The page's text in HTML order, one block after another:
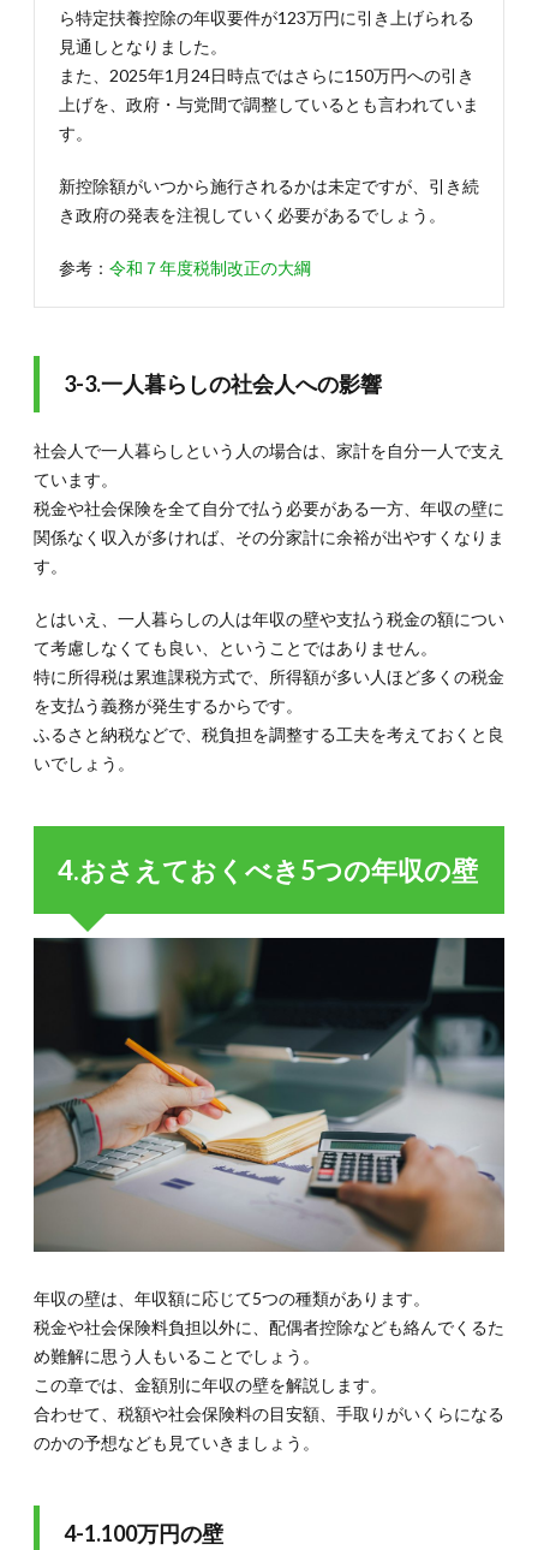
ら特定扶養控除の年収要件が123万円に引き上げられる
見通しとなりました。
また、2025年1月24日時点ではさらに150万円への引き
上げを、政府・与党間で調整しているとも言われていま
す。
新控除額がいつから施行されるかは未定ですが、引き続
き政府の発表を注視していく必要があるでしょう。
参考： 令和７年度税制改正の大綱
3-3.一人暮らしの社会人への影響
社会人で一人暮らしという人の場合は、家計を自分一人で支え
ています。
税金や社会保険を全て自分で払う必要がある一方、年収の壁に
関係なく収入が多ければ、その分家計に余裕が出やすくなりま
す。
とはいえ、一人暮らしの人は年収の壁や支払う税金の額につい
て考慮しなくても良い、ということではありません。
特に所得税は累進課税方式で、所得額が多い人ほど多くの税金
を支払う義務が発生するからです。
ふるさと納税などで、税負担を調整する工夫を考えておくと良
いでしょう。
4.おさえておくべき5つの年収の壁
年収の壁は、年収額に応じて5つの種類があります。
税金や社会保険料負担以外に、配偶者控除なども絡んでくるた
め難解に思う人もいることでしょう。
この章では、金額別に年収の壁を解説します。
合わせて、税額や社会保険料の目安額、手取りがいくらになる
のかの予想なども見ていきましょう。
4-1.100万円の壁